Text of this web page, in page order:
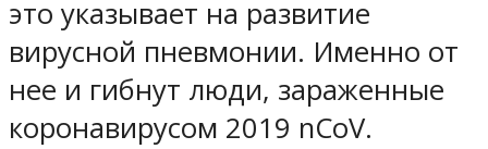
это указывает на развитие
вирусной пневмонии. Именно от
нее и гибнут люди, зараженные
коронавирусом 2019 nCoV.